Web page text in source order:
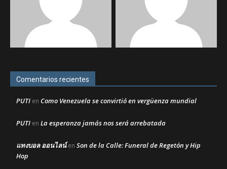
Comentarios recientes
PUTI en Como Venezuela se convirtió en vergüenza mundial
PUTI en La esperanza jamás nos será arrebatada
แทงบอล ออนไลน์en Son de la Calle: Funeral de Regetón y Hip
Hop